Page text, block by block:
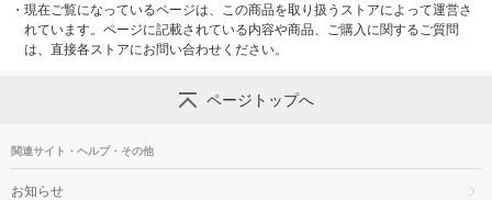
・ 現在ご覧になっているページは、この商品を取り扱うストアによって運営さ
れています。ページに記載されている内容や商品、ご購入に関するご質問
は、直接各ストアにお問い合わせください。
ページトップへ
関連サイト・ヘルプ・その他
お知らせ